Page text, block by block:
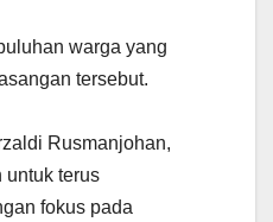
warga yang
tersebut.
Rusmanjohan,
untuk terus
fokus pada